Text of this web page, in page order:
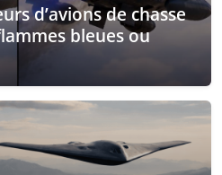
d’avions de chasse
bleues ou